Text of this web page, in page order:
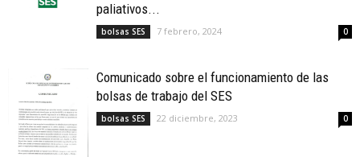
paliativos...
bolsas SES 7 febrero, 2024 0
Comunicado sobre el funcionamiento de las
bolsas de trabajo del SES
bolsas SES 22 diciembre, 2023 0